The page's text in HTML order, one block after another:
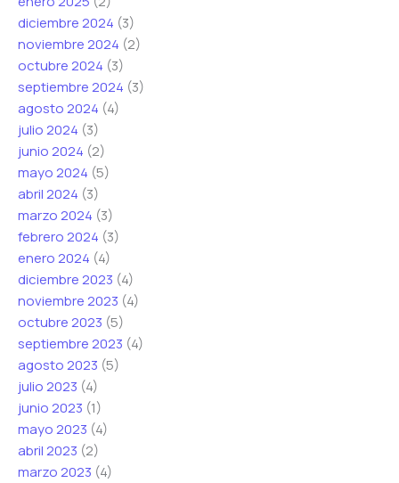
diciembre 2024 (3)
noviembre 2024 (2)
octubre 2024 (3)
septiembre 2024 (3)
agosto 2024 (4)
julio 2024 (3)
junio 2024 (2)
mayo 2024 (5)
abril 2024 (3)
marzo 2024 (3)
febrero 2024 (3)
enero 2024 (4)
diciembre 2023 (4)
noviembre 2023 (4)
octubre 2023 (5)
septiembre 2023 (4)
agosto 2023 (5)
julio 2023 (4)
junio 2023 (1)
mayo 2023 (4)
abril 2023 (2)
marzo 2023 (4)